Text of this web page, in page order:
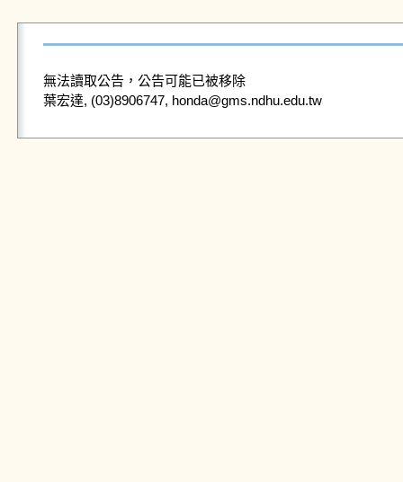
無法讀取公告，公告可能已被移除
葉宏達, (03)8906747, honda@gms.ndhu.edu.tw